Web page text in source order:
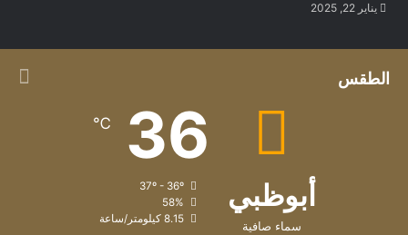
يناير 22, 2025
الطقس
أبوظبي
سماء صافية
36
℃
37º - 36º
58%
8.15 كيلومتر/ساعة